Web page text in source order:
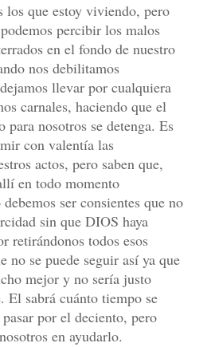
los que estoy viviendo, pero
percibir los malos
en el fondo de nuestro
nos debilitamos
llevar por cualquiera
carnales, haciendo que el
para nosotros se detenga. Es
con valentía las
actos, pero saben que,
en todo momento
ser consientes que no
sin que DIOS haya
retirándonos todos esos
no se puede seguir así ya que
mejor y no sería justo
El sabrá cuánto tiempo se
por el deciento, pero
en ayudarlo.